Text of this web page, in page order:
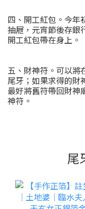
四、開工紅包。今年
抽屜，元宵節後存銀
開工紅包帶在身上。
五、財神符。可以將
尾牙；如果求得的財
最好將舊符帶回財神
神符。
尾